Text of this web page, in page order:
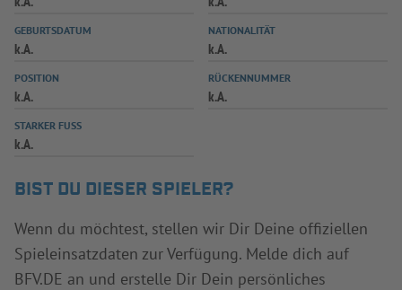
SPIELPLUS
GEBURTSDATUM
k.A.
NATIONALITÄT
k.A.
POSITION
k.A.
RÜCKENNUMMER
k.A.
STARKER FUSS
k.A.
BIST DU DIESER SPIELER?
Wenn du möchtest, stellen wir Dir Deine offiziellen
Spieleinsatzdaten zur Verfügung. Melde dich auf
BFV.DE an und erstelle Dir Dein persönliches